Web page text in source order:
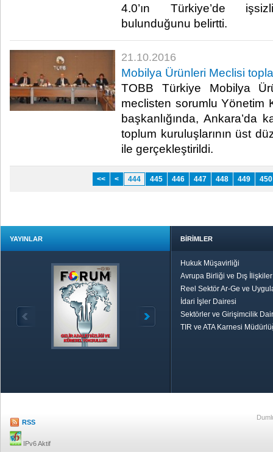
4.0’ın Türkiye’de
bulunduğunu belirtti. ​
21.10.2016
Mobilya Ürünleri Meclisi
TOBB Türkiye Mobilya
meclisten sorumlu Yönetim
başkanlığında, Ankara’da
toplum kuruluşlarının üst
ile gerçekleştirildi.​
<< < 444 445 446 447 448 449 450
YAYINLAR BİRİMLER
Hukuk Müşavirliği
Avrupa Birliği ve Dış
Reel Sektör Ar-Ge ve
İdari İşler Dairesi
Sektörler ve Girişimcilik
TIR ve ATA Karnesi
RSS
IPv6 Aktif